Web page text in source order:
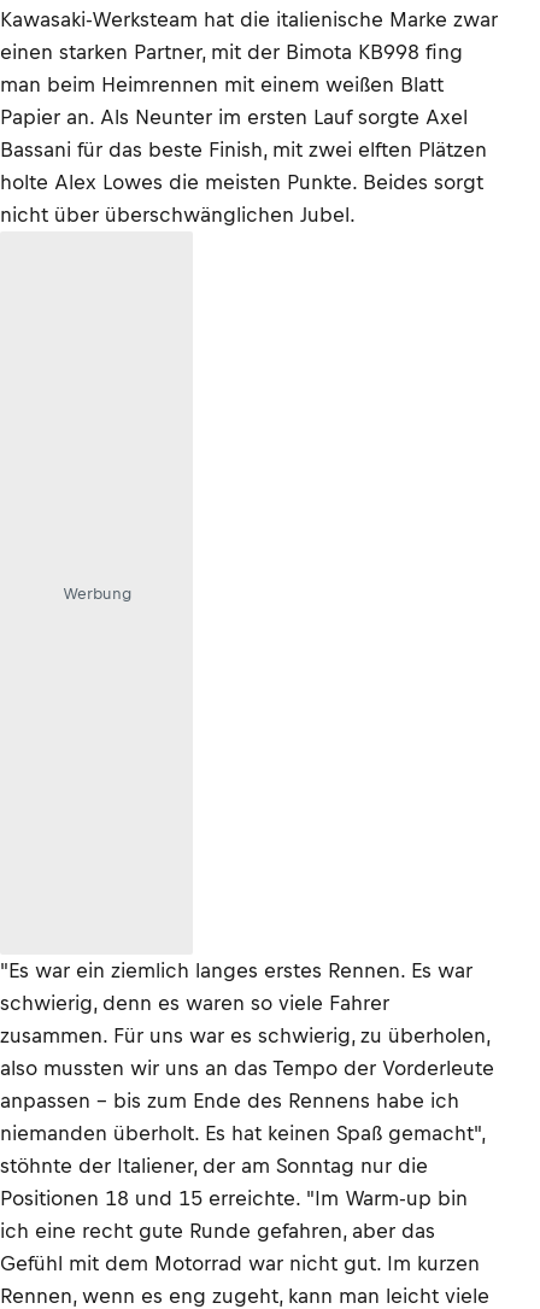
Kawasaki-Werksteam hat die italienische Marke zwar
einen starken Partner, mit der Bimota KB998 fing
man beim Heimrennen mit einem weißen Blatt
Papier an. Als Neunter im ersten Lauf sorgte Axel
Bassani für das beste Finish, mit zwei elften Plätzen
holte Alex Lowes die meisten Punkte. Beides sorgt
nicht über überschwänglichen Jubel.
Werbung
"Es war ein ziemlich langes erstes Rennen. Es war
schwierig, denn es waren so viele Fahrer
zusammen. Für uns war es schwierig, zu überholen,
also mussten wir uns an das Tempo der Vorderleute
anpassen – bis zum Ende des Rennens habe ich
niemanden überholt. Es hat keinen Spaß gemacht",
stöhnte der Italiener, der am Sonntag nur die
Positionen 18 und 15 erreichte. "Im Warm-up bin
ich eine recht gute Runde gefahren, aber das
Gefühl mit dem Motorrad war nicht gut. Im kurzen
Rennen, wenn es eng zugeht, kann man leicht viele